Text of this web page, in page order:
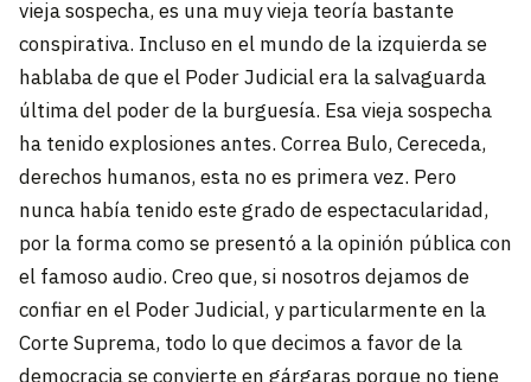
vieja sospecha, es una muy vieja teoría bastante
conspirativa. Incluso en el mundo de la izquierda se
hablaba de que el Poder Judicial era la salvaguarda
última del poder de la burguesía. Esa vieja sospecha
ha tenido explosiones antes. Correa Bulo, Cereceda,
derechos humanos, esta no es primera vez. Pero
nunca había tenido este grado de espectacularidad,
por la forma como se presentó a la opinión pública con
el famoso audio. Creo que, si nosotros dejamos de
confiar en el Poder Judicial, y particularmente en la
Corte Suprema, todo lo que decimos a favor de la
democracia se convierte en gárgaras porque no tiene